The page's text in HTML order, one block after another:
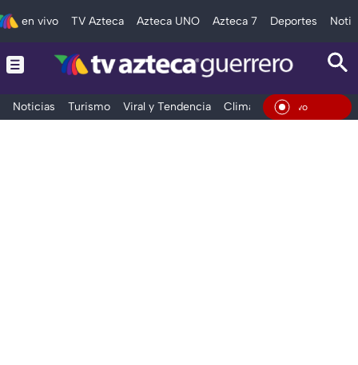
en vivo TV Azteca Azteca UNO Azteca 7 Deportes
Noticias Turismo Viral y Tendencia Clima Deportes En